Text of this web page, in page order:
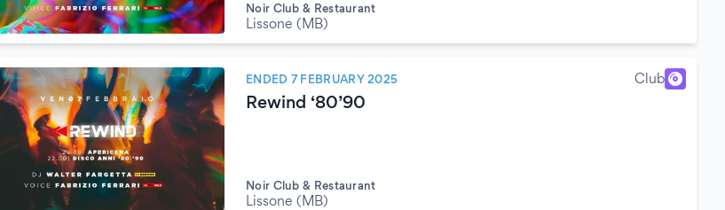
Noir Club & Restaurant
Lissone (MB)
ENDED 7 FEBRUARY 2025 Club
Rewind ‘80’90
Noir Club & Restaurant
Lissone (MB)